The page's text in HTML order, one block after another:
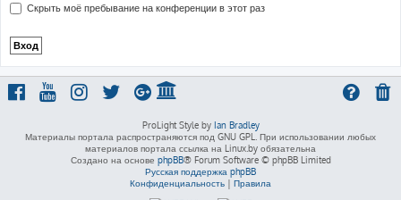
Скрыть моё пребывание на конференции в этот раз
ProLight Style by Ian Bradley
Материалы портала распространяются под GNU GPL. При использовании любых
материалов портала ссылка на Linux.by обязательна
Создано на основе phpBB® Forum Software © phpBB Limited
Русская поддержка phpBB
Конфиденциальность | Правила